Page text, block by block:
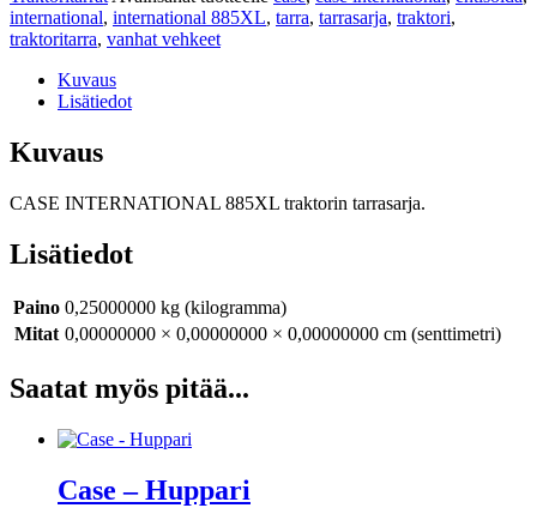
international, international 885XL, tarra, tarrasarja, traktori,
traktoritarra, vanhat vehkeet
Kuvaus
Lisätiedot
Kuvaus
CASE INTERNATIONAL 885XL traktorin tarrasarja.
Lisätiedot
Paino 0,25000000 kg (kilogramma)
Mitat 0,00000000 × 0,00000000 × 0,00000000 cm (senttimetri)
Saatat myös pitää...
Case – Huppari